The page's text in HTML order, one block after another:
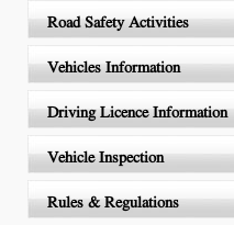
Road Safety Activities
Vehicles Information
Driving Licence Information
Vehicle Inspection
Rules & Regulations